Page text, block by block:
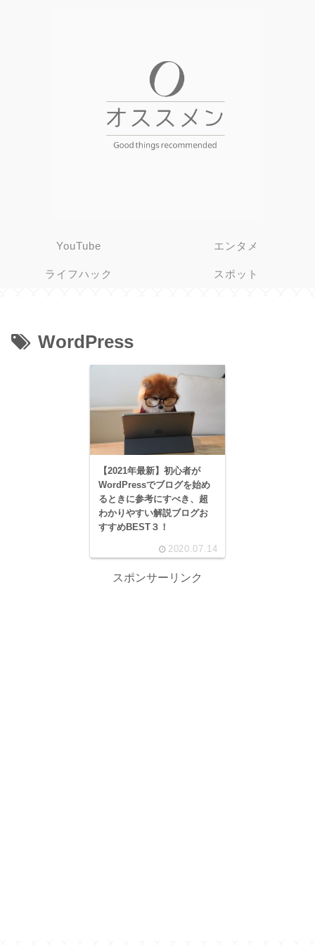
YouTube エンタメ
ライフハック スポット
WordPress
【2021年最新】初心者が
WordPressでブログを始め
るときに参考にすべき、超
わかりやすい解説ブログお
すすめBEST３！
2020.07.14
スポンサーリンク